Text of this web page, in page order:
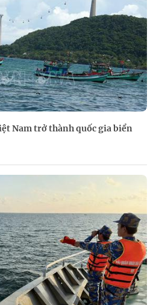
Nam trở thành quốc gia biển